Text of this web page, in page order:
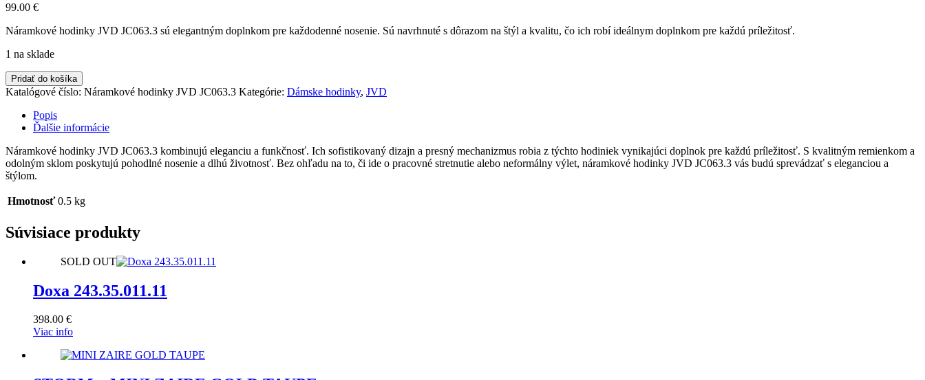
99.00 €
Náramkové hodinky JVD JC063.3 sú elegantným doplnkom pre každodenné nosenie. Sú navrhnuté s dôrazom na štýl a kvalitu, čo ich robí ideálnym doplnkom pre každú príležitosť.
1 na sklade
množstvo
Náramkové
hodinky
JVD
JC063.3
Pridať do košíka
Katalógové číslo: Náramkové hodinky JVD JC063.3 Kategórie: Dámske hodinky, JVD
Popis
Ďalšie informácie
Náramkové hodinky JVD JC063.3 kombinujú eleganciu a funkčnosť. Ich sofistikovaný dizajn a presný mechanizmus robia z týchto hodiniek vynikajúci doplnok pre každú príležitosť. S kvalitným remienkom a
odolným sklom poskytujú pohodlné nosenie a dlhú životnosť. Bez ohľadu na to, či ide o pracovné stretnutie alebo neformálny výlet, náramkové hodinky JVD JC063.3 vás budú sprevádzať s eleganciou a
štýlom.
Hmotnosť 0.5 kg
Súvisiace produkty
SOLD OUT
Doxa 243.35.011.11
398.00 €
Viac info